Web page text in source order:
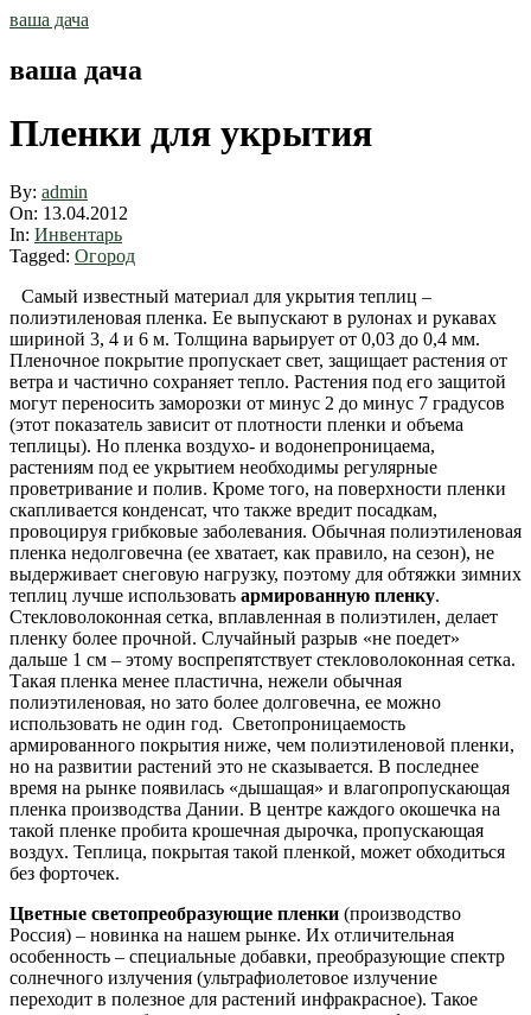
Skip
ваша дача
ваша дача
Пленки для укрытия
By: admin
On: 13.04.2012
In: Инвентарь
Tagged: Огород
Самый известный материал для укрытия теплиц –
полиэтиленовая пленка. Ее выпускают в рулонах и рукавах
шириной 3, 4 и 6 м. Толщина варьирует от 0,03 до 0,4 мм.
Пленочное покрытие пропускает свет, защищает растения от
ветра и частично сохраняет тепло. Растения под его защитой
могут переносить заморозки от минус 2 до минус 7 градусов
(этот показатель зависит от плотности пленки и объема
теплицы). Но пленка воздухо- и водонепроницаема,
растениям под ее укрытием необходимы регулярные
проветривание и полив. Кроме того, на поверхности пленки
скапливается конденсат, что также вредит посадкам,
провоцируя грибковые заболевания. Обычная полиэтиленовая
пленка недолговечна (ее хватает, как правило, на сезон), не
выдерживает снеговую нагрузку, поэтому для обтяжки зимних
теплиц лучше использовать армированную пленку.
Стекловолоконная сетка, вплавленная в полиэтилен, делает
пленку более прочной. Случайный разрыв «не поедет»
дальше 1 см – этому воспрепятствует стекловолоконная сетка.
Такая пленка менее пластична, нежели обычная
полиэтиленовая, но зато более долговечна, ее можно
использовать не один год. Светопроницаемость
армированного покрытия ниже, чем полиэтиленовой пленки,
но на развитии растений это не сказывается. В последнее
время на рынке появилась «дышащая» и влагопропускающая
пленка производства Дании. В центре каждого окошечка на
такой пленке пробита крошечная дырочка, пропускающая
воздух. Теплица, покрытая такой пленкой, может обходиться
без форточек.
Цветные светопреобразующие пленки (производство
Россия) – новинка на нашем рынке. Их отличительная
особенность – специальные добавки, преобразующие спектр
солнечного излучения (ультрафиолетовое излучение
переходит в полезное для растений инфракрасное). Такое